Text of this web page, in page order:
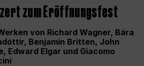
zum Eröffnungsfest
von Richard Wagner, Bára
Benjamin Britten, John
Edward Elgar und Giacomo